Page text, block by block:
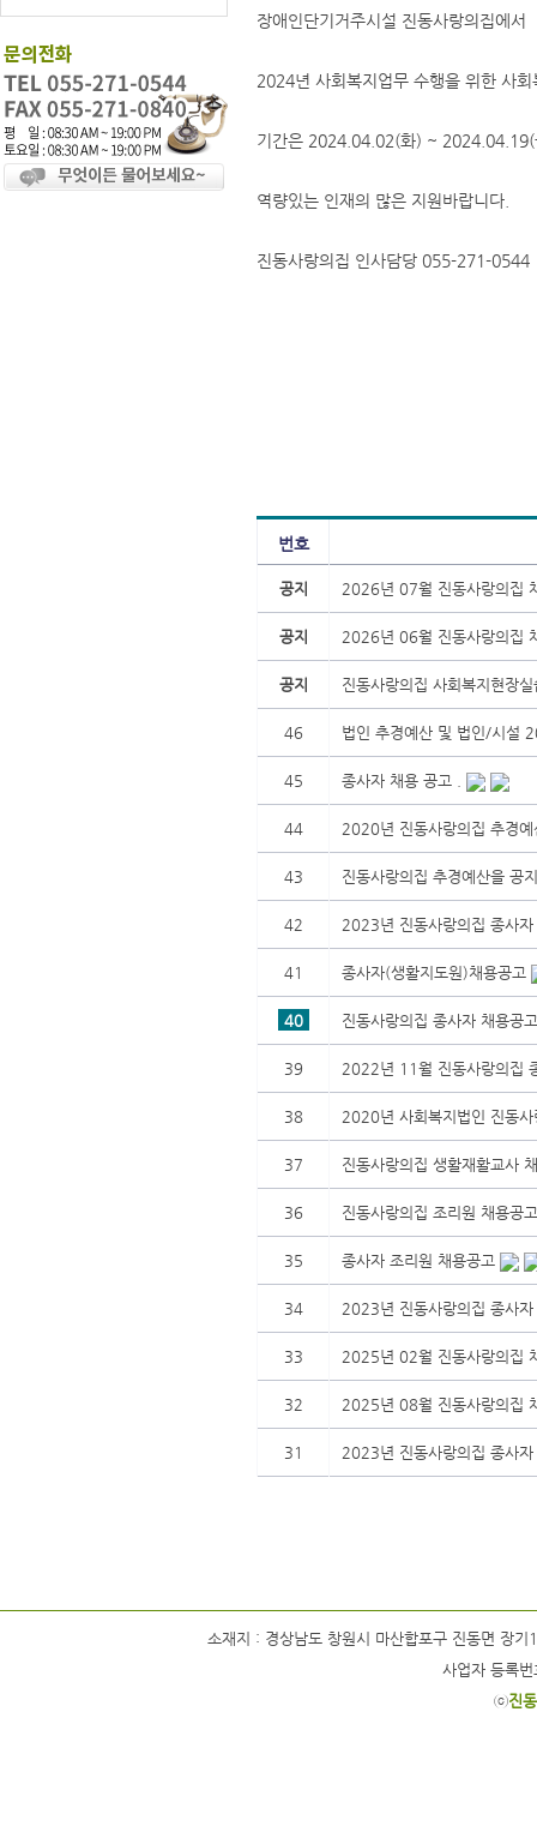
장애인단기거주시설 진동사랑의집에서
2024년 사회복지업무 수행을 위한 사회
기간은 2024.04.02(화) ~ 2024.04.19(
역량있는 인재의 많은 지원바랍니다.
진동사랑의집 인사담당 055-271-0544
번호
공지 2026년 07월 진동사랑의집
공지 2026년 06월 진동사랑의집
공지 진동사랑의집 사회복지현장
46 법인 추경예산 및 법인/시설
45 종사자 채용 공고 .
44 2020년 진동사랑의집 추경
43 진동사랑의집 추경예산을 공
42 2023년 진동사랑의집 종사
41 종사자(생활지도원)채용공고
40 진동사랑의집 종사자 채용공
39 2022년 11월 진동사랑의집
38 2020년 사회복지법인 진동
37 진동사랑의집 생활재활교사
36 진동사랑의집 조리원 채용공
35 종사자 조리원 채용공고
34 2023년 진동사랑의집 종사
33 2025년 02월 진동사랑의집
32 2025년 08월 진동사랑의집
31 2023년 진동사랑의집 종사
소재지 : 경상남도 창원시 마산합포구 진동면
사업자 등록
ⓒ진